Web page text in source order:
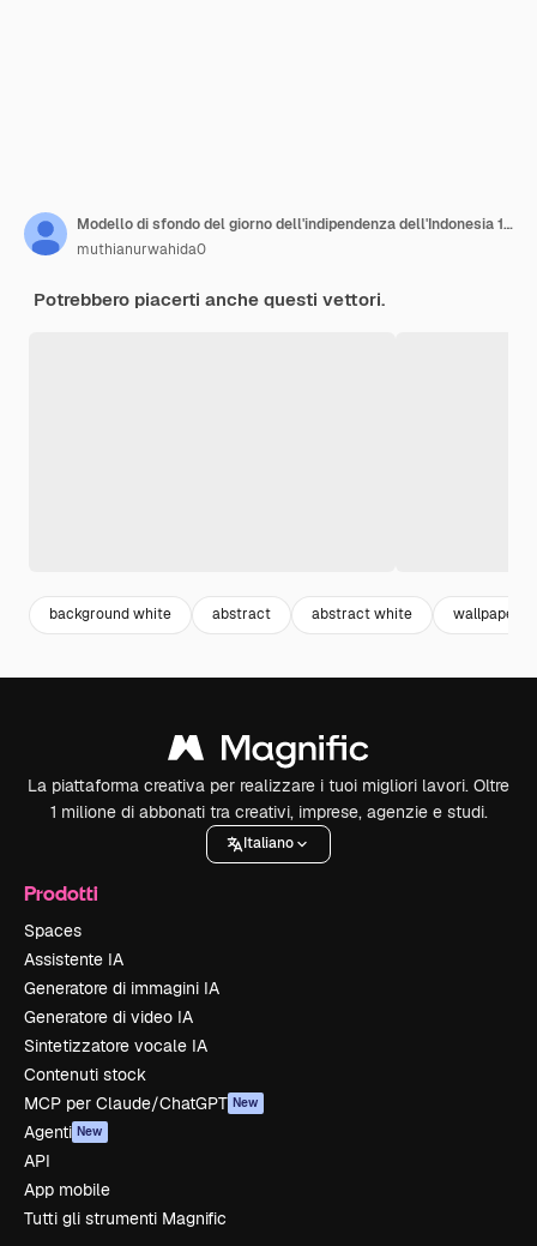
Modello di sfondo del giorno dell'indipendenza dell'Indonesia 17 agosto
muthianurwahida0
Potrebbero piacerti anche questi vettori.
background white abstract abstract white wallpaper
La piattaforma creativa per realizzare i tuoi migliori lavori. Oltre
1 milione di abbonati tra creativi, imprese, agenzie e studi.
Italiano
Prodotti
Spaces
Assistente IA
Generatore di immagini IA
Generatore di video IA
Sintetizzatore vocale IA
Contenuti stock
MCP per Claude/ChatGPT New
Agenti New
API
App mobile
Tutti gli strumenti Magnific